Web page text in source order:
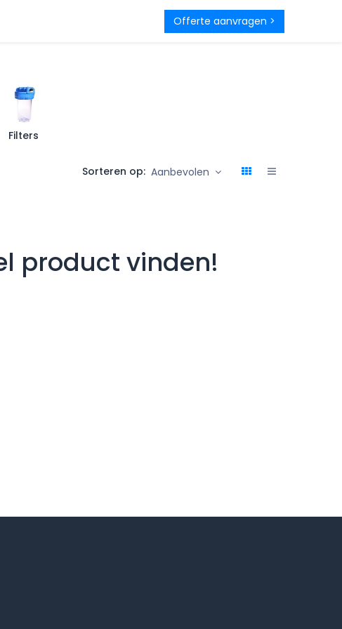
Offerte aanvragen >
Filters
Sorteren op: Aanbevolen
product vinden!